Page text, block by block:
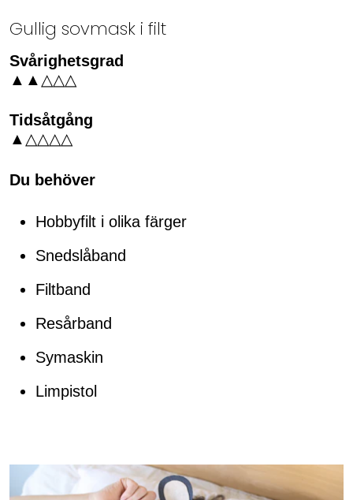
Gullig sovmask i filt
Svårighetsgrad
▲▲△△△
Tidsåtgång
▲△△△△
Du behöver
Hobbyfilt i olika färger
Snedslåband
Filtband
Resårband
Symaskin
Limpistol